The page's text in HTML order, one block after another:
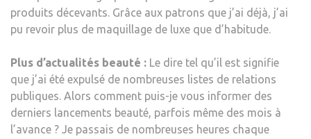
produits décevants. Grâce aux patrons que j’ai déjà, j’ai
pu revoir plus de maquillage de luxe que d’habitude.
Plus d’actualités beauté : Le dire tel qu’il est signifie
que j’ai été expulsé de nombreuses listes de relations
publiques. Alors comment puis-je vous informer des
derniers lancements beauté, parfois même des mois à
l’avance ? Je passais de nombreuses heures chaque